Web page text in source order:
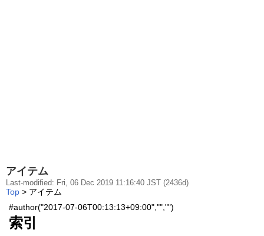
アイテム
Last-modified: Fri, 06 Dec 2019 11:16:40 JST (2436d)
Top > アイテム
#author("2017-07-06T00:13:13+09:00","","")
索引